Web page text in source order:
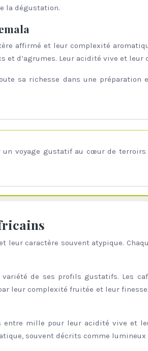
la dégustation.
affirmé et leur complexité
et d’agrumes. Leur acidité vive et
sa richesse dans une préparation
un voyage gustatif au cœur de
leur caractère souvent atypique.
variété de ses profils gustatifs. Les
leur complexité fruitée et leur
entre mille pour leur acidité vive et
souvent décrits comme lumineux